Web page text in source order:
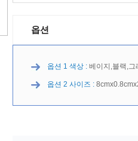
옵션
옵션 1 색상 : 베이지,블랙,그
옵션 2 사이즈 :